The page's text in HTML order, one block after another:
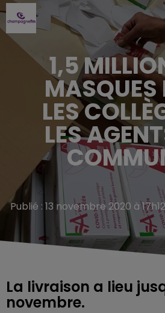
1,5
MASQUES
LES
LES
Publié : 13 novembre 2020 à
La livraison a lieu
novembre.